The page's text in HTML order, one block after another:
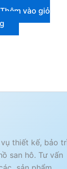
Thêm vào giỏ
thiết kế, bảo
san hô. Tư vấn